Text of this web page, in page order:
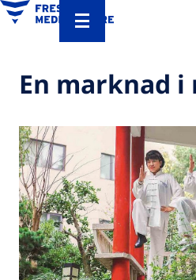
En marknad i